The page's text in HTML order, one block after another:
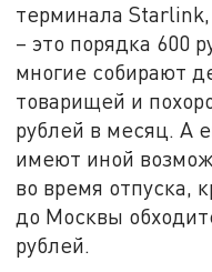
терминала
– это порядка 600
многие собирают
товарищей и
рублей в месяц. А
имеют иной
во время отпуска,
до Москвы
рублей.